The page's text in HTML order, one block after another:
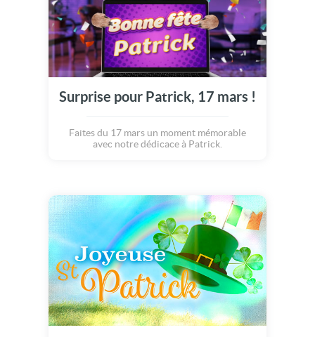
Surprise pour Patrick, 17 mars !
Faites du 17 mars un moment mémorable
avec notre dédicace à Patrick.